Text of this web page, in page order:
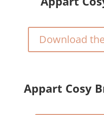
Download
Appart Cosy